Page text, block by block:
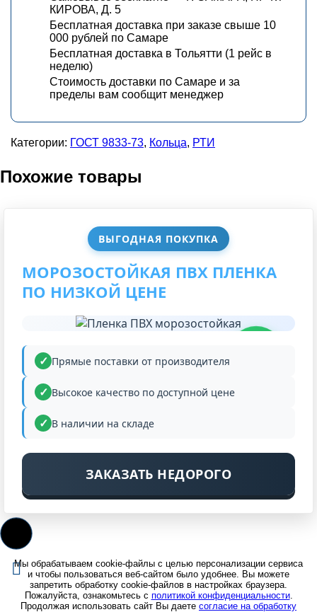
ВЫГОДНАЯ ПОКУПКА
МОРОЗОСТОЙКАЯ ПВХ ПЛЕНКА
ПО НИЗКОЙ ЦЕНЕ
Прямые поставки от производителя
Высокое качество по доступной цене
В наличии на складе
ЗАКАЗАТЬ НЕДОРОГО
КИРОВА, Д. 5
Бесплатная доставка при заказе свыше 10
000 рублей по Самаре
Бесплатная доставка в Тольятти (1 рейс в
неделю)
Стоимость доставки по Самаре и за
пределы вам сообщит менеджер
Категории: ГОСТ 9833-73, Кольца, РТИ
Похожие товары
Мы обрабатываем cookie-файлы с целью персонализации сервиса
и чтобы пользоваться веб-сайтом было удобнее. Вы можете
запретить обработку cookie-файлов в настройках браузера.
Пожалуйста, ознакомьтесь с политикой конфиденциальности.
Продолжая использовать сайт Вы даете согласие на обработку